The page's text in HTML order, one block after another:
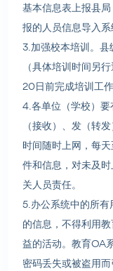
基本信息表上报县
报的人员信息导入系
3.加强校本培训。
（具体培训时间另
20日前完成培训工作
4.各单位（学校）
（接收）、发（转
时间随时上网，每
件和信息，对未及
关人员责任。
5.办公系统中的所
的信息，不得利用
益的活动。教育OA
密码丢失或被盗用